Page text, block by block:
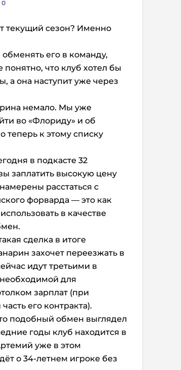
0
текущий сезон? Именно
его в команду,
понятно, что клуб хотел бы
а она наступит уже через
немало. Мы уже
во «Флориду» и об
теперь к этому списку
в подкасте 32
заплатить высокую цену
расстаться с
форварда — это как
в качестве
сделка в итоге
захочет переезжать в
идут третьими в
для
зарплат (при
его контракта).
подобный обмен выглядел
годы клуб находится в
уже в этом
о 34-летнем игроке без